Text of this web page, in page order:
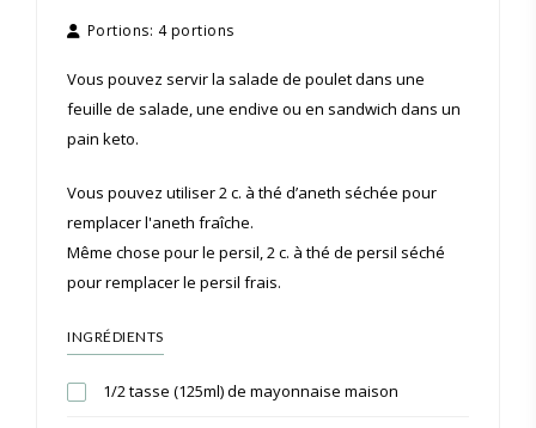
Portions: 4 portions
Vous pouvez servir la salade de poulet dans une
feuille de salade, une endive ou en sandwich dans un
pain keto.
Vous pouvez utiliser 2 c. à thé d’aneth séchée pour
remplacer l'aneth fraîche.
Même chose pour le persil, 2 c. à thé de persil séché
pour remplacer le persil frais.
INGRÉDIENTS
1/2 tasse (125ml) de mayonnaise maison